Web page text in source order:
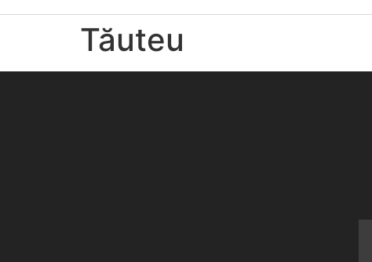
Tăuteu